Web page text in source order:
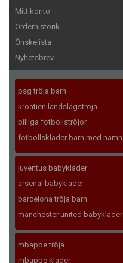
Mitt konto
Orderhistorik
Önskelista
Nyhetsbrev
psg tröja barn
kroatien landslagströja
billiga fotbollströjor
fotbollskläder barn med namn
juventus babykläder
arsenal babykläder
barcelona tröja barn
manchester united babykläder
mbappe tröja
mbappe kläder